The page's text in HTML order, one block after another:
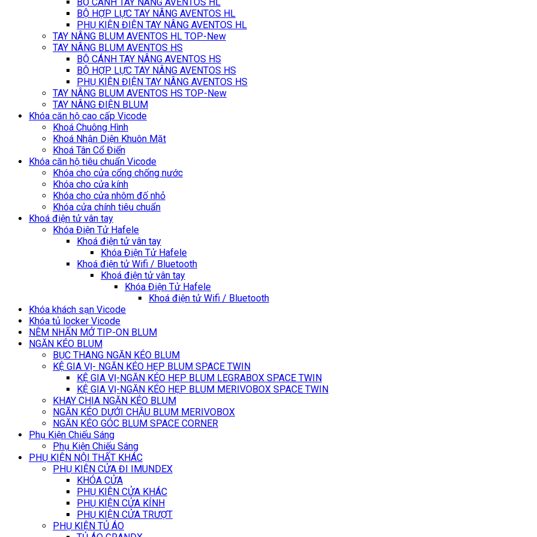
BỘ HỢP LỰC TAY NÂNG AVENTOS HL
PHỤ KIỆN ĐIỆN TAY NÂNG AVENTOS HL
TAY NÂNG BLUM AVENTOS HL TOP-New
TAY NÂNG BLUM AVENTOS HS
BỘ CÁNH TAY NÂNG AVENTOS HS
BỘ HỢP LỰC TAY NÂNG AVENTOS HS
PHỤ KIỆN ĐIỆN TAY NÂNG AVENTOS HS
TAY NÂNG BLUM AVENTOS HS TOP-New
TAY NÂNG ĐIỆN BLUM
Khóa căn hộ cao cấp Vicode
Khoá Chuông Hình
Khoá Nhận Diện Khuôn Mặt
Khoá Tân Cổ Điển
Khóa căn hộ tiêu chuẩn Vicode
Khóa cho cửa cổng chống nước
Khóa cho cửa kính
Khóa cho cửa nhôm đố nhỏ
Khóa cửa chính tiêu chuẩn
Khoá điện tử vân tay
Khóa Điện Tử Hafele
Khoá điện tử vân tay
Khóa Điện Tử Hafele
Khoá điện tử Wifi / Bluetooth
Khoá điện tử vân tay
Khóa Điện Tử Hafele
Khoá điện tử Wifi / Bluetooth
Khóa khách sạn Vicode
Khóa tủ locker Vicode
NÊM NHẤN MỞ TIP-ON BLUM
NGĂN KÉO BLUM
BỤC THANG NGĂN KÉO BLUM
KỆ GIA VỊ- NGĂN KÉO HẸP BLUM SPACE TWIN
KỆ GIA VỊ-NGĂN KÉO HẸP BLUM LEGRABOX SPACE TWIN
KỆ GIA VỊ-NGĂN KÉO HẸP BLUM MERIVOBOX SPACE TWIN
KHAY CHIA NGĂN KÉO BLUM
NGĂN KÉO DƯỚI CHẬU BLUM MERIVOBOX
NGĂN KÉO GÓC BLUM SPACE CORNER
Phụ Kiện Chiếu Sáng
Phụ Kiện Chiếu Sáng
PHỤ KIỆN NỘI THẤT KHÁC
PHỤ KIỆN CỬA ĐI IMUNDEX
KHÓA CỬA
PHỤ KIỆN CỬA KHÁC
PHỤ KIỆN CỬA KÍNH
PHỤ KIỆN CỬA TRƯỢT
PHỤ KIỆN TỦ ÁO